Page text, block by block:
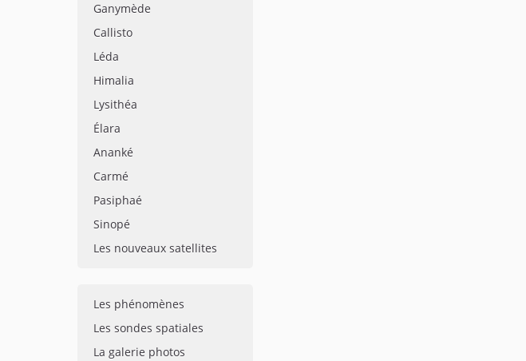
Ganymède
Callisto
Léda
Himalia
Lysithéa
Élara
Ananké
Carmé
Pasiphaé
Sinopé
Les nouveaux satellites
Les phénomènes
Les sondes spatiales
La galerie photos